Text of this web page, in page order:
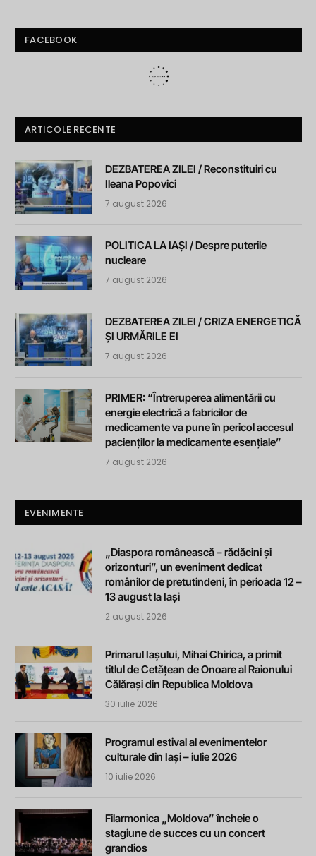
FACEBOOK
ARTICOLE RECENTE
DEZBATEREA ZILEI / Reconstituiri cu
Ileana Popovici
7 august 2026
POLITICA LA IAȘI / Despre puterile
nucleare
7 august 2026
DEZBATEREA ZILEI / CRIZA ENERGETICĂ
ȘI URMĂRILE EI
7 august 2026
PRIMER: “Întreruperea alimentării cu
energie electrică a fabricilor de
medicamente va pune în pericol accesul
pacienților la medicamente esențiale”
7 august 2026
EVENIMENTE
„Diaspora românească – rădăcini și
orizonturi”, un eveniment dedicat
românilor de pretutindeni, în perioada 12 –
13 august la Iași
2 august 2026
Primarul Iașului, Mihai Chirica, a primit
titlul de Cetățean de Onoare al Raionului
Călărași din Republica Moldova
30 iulie 2026
Programul estival al evenimentelor
culturale din Iași – iulie 2026
10 iulie 2026
Filarmonica „Moldova” încheie o
stagiune de succes cu un concert
grandios